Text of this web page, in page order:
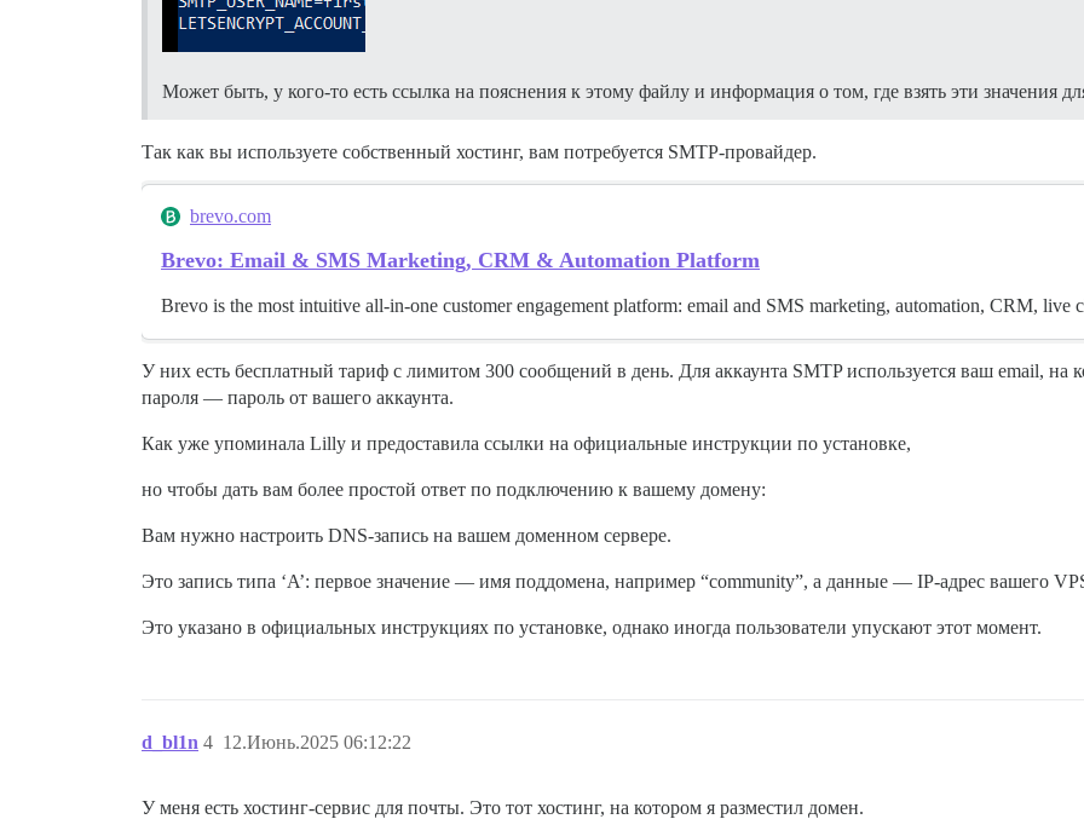
Может быть, у кого-то есть ссылка на пояснения к этому файлу и информация о том, где взять эти значения
Так как вы используете собственный хостинг, вам потребуется SMTP-провайдер.
brevo.com
Brevo: Email & SMS Marketing, CRM & Automation Platform
Brevo is the most intuitive all-in-one customer engagement platform: email and SMS marketing, automation, CRM, live
У них есть бесплатный тариф с лимитом 300 сообщений в день. Для аккаунта SMTP используется ваш email, на
пароля — пароль от вашего аккаунта.
Как уже упоминала Lilly и предоставила ссылки на официальные инструкции по установке,
но чтобы дать вам более простой ответ по подключению к вашему домену:
Вам нужно настроить DNS-запись на вашем доменном сервере.
Это запись типа ‘A’: первое значение — имя поддомена, например “community”, а данные — IP-адрес вашего
Это указано в официальных инструкциях по установке, однако иногда пользователи упускают этот момент.
d_bl1n 12.Июнь.2025 06:12:22
4
У меня есть хостинг-сервис для почты. Это тот хостинг, на котором я разместил домен.